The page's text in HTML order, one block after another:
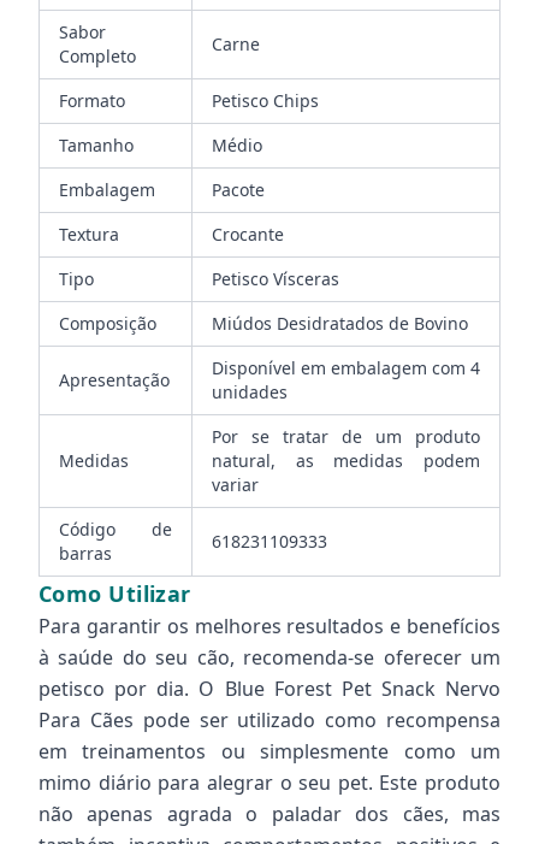
Sabor
Completo
Carne
Formato
Petisco Chips
Tamanho
Médio
Embalagem
Pacote
Textura
Crocante
Tipo
Petisco Vísceras
Composição
Miúdos Desidratados de Bovino
Apresentação
Disponível em embalagem com 4
unidades
Medidas
Por se tratar de um produto
natural, as medidas podem
variar
Código de
barras
618231109333
Como Utilizar
Para garantir os melhores resultados e benefícios
à saúde do seu cão, recomenda-se oferecer um
petisco por dia. O Blue Forest Pet Snack Nervo
Para Cães pode ser utilizado como recompensa
em treinamentos ou simplesmente como um
mimo diário para alegrar o seu pet. Este produto
não apenas agrada o paladar dos cães, mas